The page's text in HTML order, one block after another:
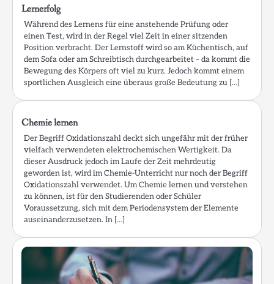
Lernerfolg
Während des Lernens für eine anstehende Prüfung oder
einen Test, wird in der Regel viel Zeit in einer sitzenden
Position verbracht. Der Lernstoff wird so am Küchentisch, auf
dem Sofa oder am Schreibtisch durchgearbeitet – da kommt die
Bewegung des Körpers oft viel zu kurz. Jedoch kommt einem
sportlichen Ausgleich eine überaus große Bedeutung zu […]
Chemie lernen
Der Begriff Oxidationszahl deckt sich ungefähr mit der früher
vielfach verwendeten elektrochemischen Wertigkeit. Da
dieser Ausdruck jedoch im Laufe der Zeit mehrdeutig
geworden ist, wird im Chemie-Unterricht nur noch der Begriff
Oxidationszahl verwendet. Um Chemie lernen und verstehen
zu können, ist für den Studierenden oder Schüler
Voraussetzung, sich mit dem Periodensystem der Elemente
auseinanderzusetzen. In […]